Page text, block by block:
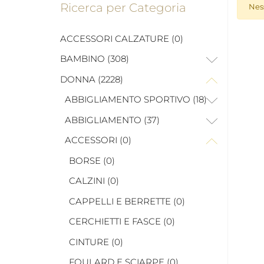
Ricerca per Categoria
ACCESSORI CALZATURE (0)
BAMBINO (308)
DONNA (2228)
ABBIGLIAMENTO SPORTIVO (18)
ABBIGLIAMENTO (37)
ACCESSORI (0)
BORSE (0)
CALZINI (0)
CAPPELLI E BERRETTE (0)
CERCHIETTI E FASCE (0)
CINTURE (0)